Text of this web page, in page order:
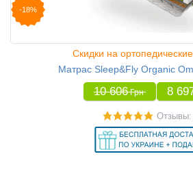
-18%
Скидки на
Матрас Sleep&Fly Organic
10 606 Грн 8
Отзывы: